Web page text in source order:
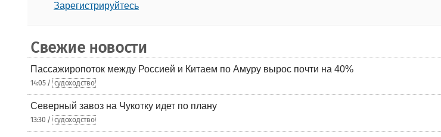
Зарегистрируйтесь
Свежие новости
Пассажиропоток между Россией и Китаем по Амуру вырос почти на 40%
14:05 / судоходство
Северный завоз на Чукотку идет по плану
13:30 / судоходство